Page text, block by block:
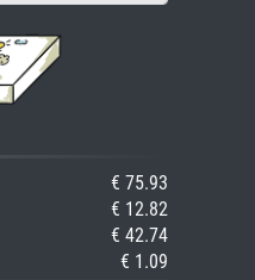
€ 75.93
€ 12.82
€ 42.74
€ 1.09